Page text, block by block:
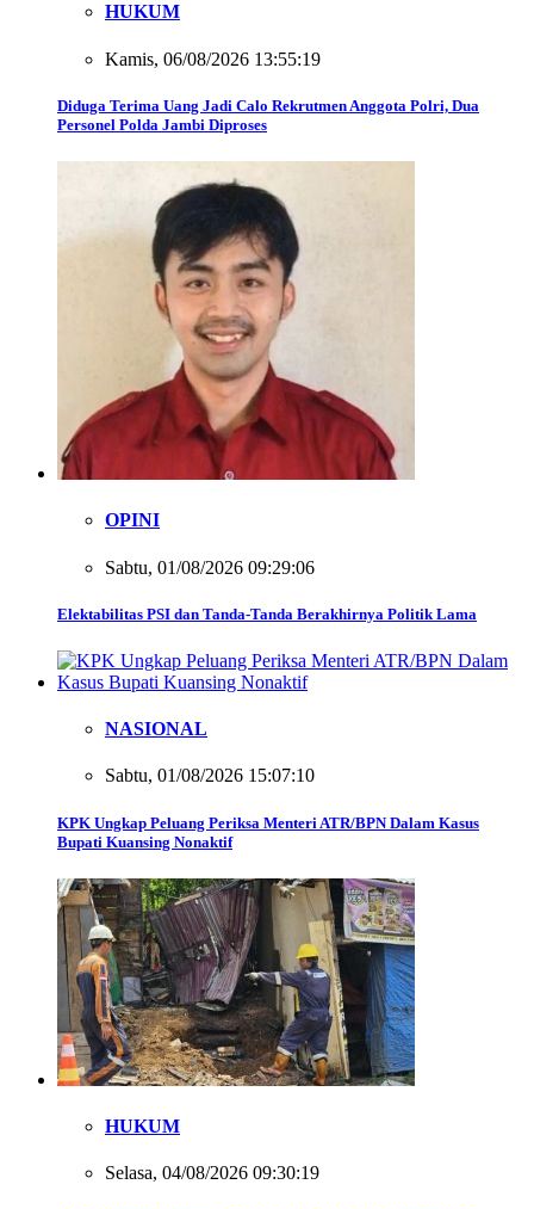
HUKUM
Kamis, 06/08/2026 13:55:19
Diduga Terima Uang Jadi Calo Rekrutmen Anggota Polri, Dua
Personel Polda Jambi Diproses
OPINI
Sabtu, 01/08/2026 09:29:06
Elektabilitas PSI dan Tanda-Tanda Berakhirnya Politik Lama
NASIONAL
Sabtu, 01/08/2026 15:07:10
KPK Ungkap Peluang Periksa Menteri ATR/BPN Dalam Kasus
Bupati Kuansing Nonaktif
HUKUM
Selasa, 04/08/2026 09:30:19